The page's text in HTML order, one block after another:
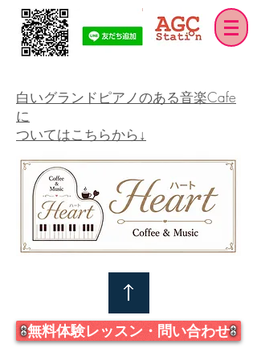
白いグランドピアノのある音楽Cafe
に
ついてはこちらから↓
無料体験レッスン・問い合わせ